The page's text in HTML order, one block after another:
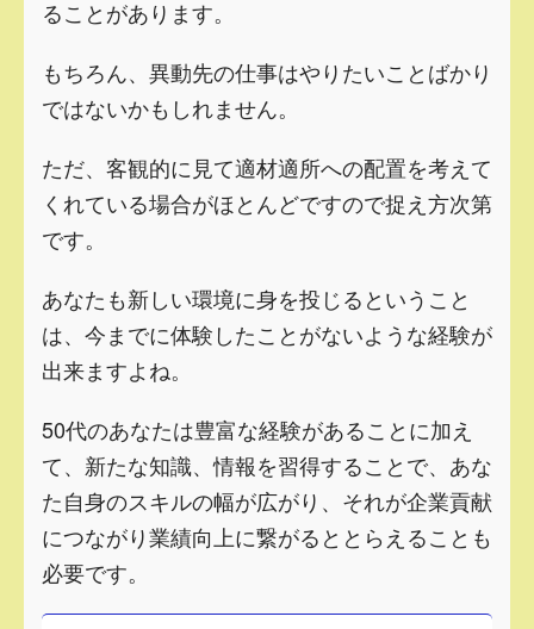
ることがあります。
もちろん、異動先の仕事はやりたいことばかり
ではないかもしれません。
ただ、客観的に見て適材適所への配置を考えて
くれている場合がほとんどですので捉え方次第
です。
あなたも新しい環境に身を投じるということ
は、今までに体験したことがないような経験が
出来ますよね。
50代のあなたは豊富な経験があることに加え
て、新たな知識、情報を習得することで、あな
た自身のスキルの幅が広がり、それが企業貢献
につながり業績向上に繋がるととらえることも
必要です。